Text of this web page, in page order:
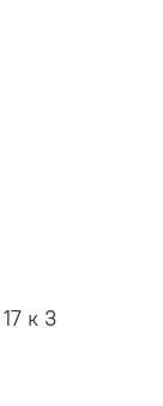
к 3